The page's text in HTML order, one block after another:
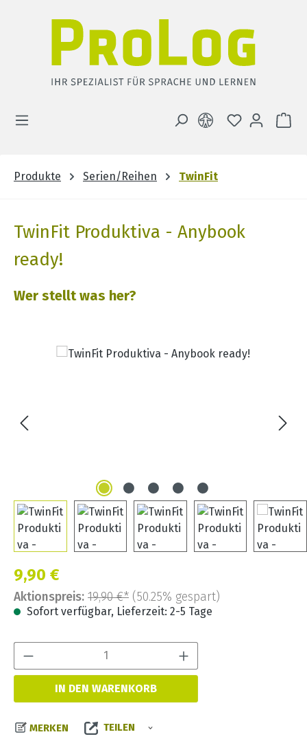
DU HAST 0
Produkte Serien/Reihen TwinFit
TwinFit Produktiva - Anybook
ready!
Wer stellt was her?
Bildergalerie überspringen
Verkaufspreis:
9,90 €
Aktionspreis: 19,90 €* (50.25% gespart)
Sofort verfügbar, Lieferzeit: 2-5 Tage
IN DEN WARENKORB
MERKEN TEILEN